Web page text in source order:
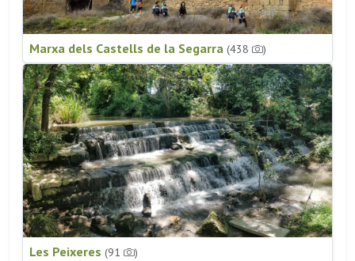
Marxa dels Castells de la Segarra (438 )
Les Peixeres (91 )